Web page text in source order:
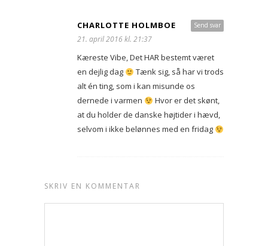
Send svar
CHARLOTTE HOLMBOE
21. april 2016 kl. 21:37
Kæreste Vibe, Det HAR bestemt været
en dejlig dag
Tænk sig, så har vi trods
alt én ting, som i kan misunde os
dernede i varmen
Hvor er det skønt,
at du holder de danske højtider i hævd,
selvom i ikke belønnes med en fridag
SKRIV EN KOMMENTAR